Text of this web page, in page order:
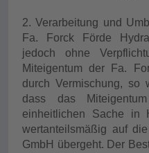
2. Verarbeitung und
Fa. Forck Förde
jedoch ohne
Miteigentum der Fa.
durch Vermischung, so
dass das
einheitlichen Sache in
wertanteilsmäßig auf
GmbH übergeht. Der